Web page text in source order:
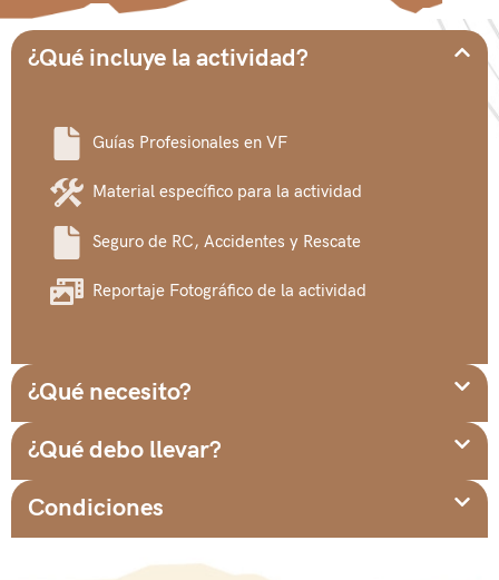
¿Qué incluye la actividad?
Guías Profesionales en VF
Material específico para la actividad
Seguro de RC, Accidentes y Rescate
Reportaje Fotográfico de la actividad
¿Qué necesito?
¿Qué debo llevar?
Condiciones